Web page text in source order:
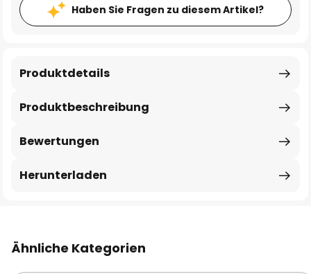
Haben Sie Fragen zu diesem Artikel?
Produktbeschreibung
Produktdetails
Bewertungen
Herunterladen
Ähnliche Kategorien